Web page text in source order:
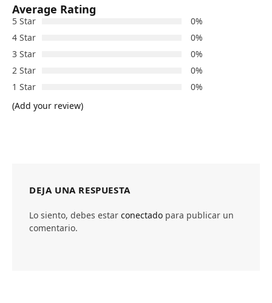
Average Rating
5 Star
0%
4 Star
0%
3 Star
0%
2 Star
0%
1 Star
0%
(Add your review)
DEJA UNA RESPUESTA
Lo siento, debes estar conectado para publicar un
comentario.